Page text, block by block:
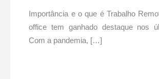
Importância e o que é Trabalho
office tem ganhado destaque nos
Com a pandemia, […]